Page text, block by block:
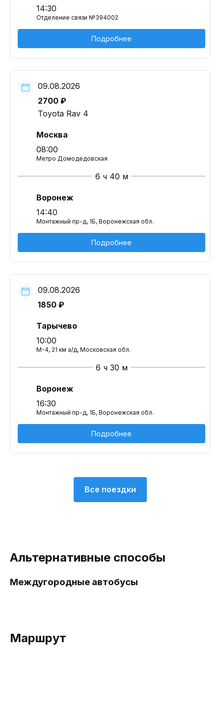
14:30
Отделение связи №394002
Подробнее
09.08.2026
2700 ₽
Toyota Rav 4
Москва
08:00
Метро Домодедовская
6 ч 40 м
Воронеж
14:40
Монтажный пр-д, 1Б, Воронежская обл.
Подробнее
09.08.2026
1850 ₽
Тарычево
10:00
М-4, 21 км а/д, Московская обл.
6 ч 30 м
Воронеж
16:30
Монтажный пр-д, 1Б, Воронежская обл.
Подробнее
Все поездки
Альтернативные способы
Междугородные автобусы
Маршрут